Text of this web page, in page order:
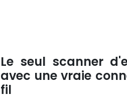
Le seul scanner
avec une vraie
fil